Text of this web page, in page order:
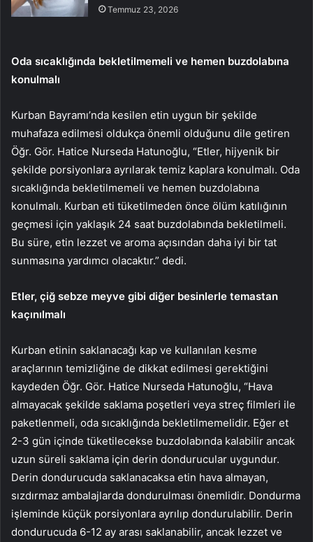
Temmuz 23, 2026
Oda sıcaklığında bekletilmemeli ve hemen buzdolabına
konulmalı
Kurban Bayramı’nda kesilen etin uygun bir şekilde
muhafaza edilmesi oldukça önemli olduğunu dile getiren
Öğr. Gör. Hatice Nurseda Hatunoğlu, “Etler, hijyenik bir
şekilde porsiyonlara ayrılarak temiz kaplara konulmalı. Oda
sıcaklığında bekletilmemeli ve hemen buzdolabına
konulmalı. Kurban eti tüketilmeden önce ölüm katılığının
geçmesi için yaklaşık 24 saat buzdolabında bekletilmeli.
Bu süre, etin lezzet ve aroma açısından daha iyi bir tat
sunmasına yardımcı olacaktır.” dedi.
Etler, çiğ sebze meyve gibi diğer besinlerle temastan
kaçınılmalı
Kurban etinin saklanacağı kap ve kullanılan kesme
araçlarının temizliğine de dikkat edilmesi gerektiğini
kaydeden Öğr. Gör. Hatice Nurseda Hatunoğlu, “Hava
almayacak şekilde saklama poşetleri veya streç filmleri ile
paketlenmeli, oda sıcaklığında bekletilmemelidir. Eğer et
2-3 gün içinde tüketilecekse buzdolabında kalabilir ancak
uzun süreli saklama için derin dondurucular uygundur.
Derin dondurucuda saklanacaksa etin hava almayan,
sızdırmaz ambalajlarda dondurulması önemlidir. Dondurma
işleminde küçük porsiyonlara ayrılıp dondurulabilir. Derin
dondurucuda 6-12 ay arası saklanabilir, ancak lezzet ve